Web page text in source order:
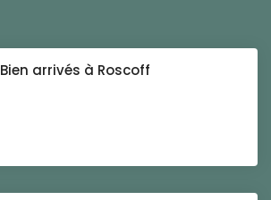
Bien arrivés à Roscoff